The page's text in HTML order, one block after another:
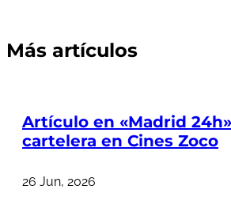
Más artículos
Artículo en «Madrid
cartelera en Cines Zoco
26 Jun, 2026